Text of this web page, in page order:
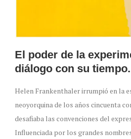
El poder de la
diálogo con su tiempo.
Helen Frankenthaler irrumpió en la
neoyorquina de los años cincuenta
desafiaba las convenciones del
Influenciada por los grandes